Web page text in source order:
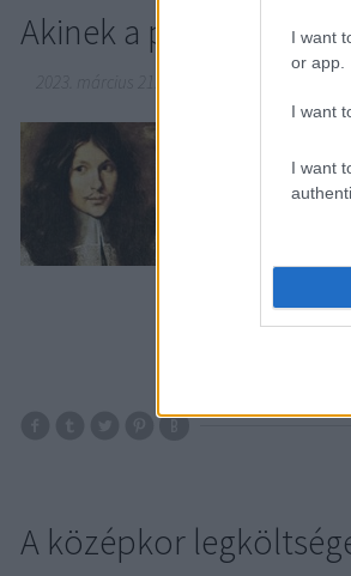
I want
or app.
I want
I want
Akinek a pénze
futott be és
ez a hatalmas
A középkor